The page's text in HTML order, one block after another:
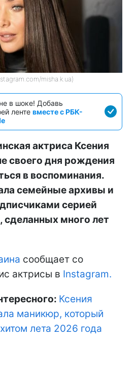
misha.k.ua)
в шоке! Добавь
ленте вместе с РБК-
актриса Ксения
своего дня рождения
в воспоминания.
семейные архивы и
серией
сделанных много лет
сообщает со
актрисы в Instagram.
Ксения
маникюр, который
лета 2026 года